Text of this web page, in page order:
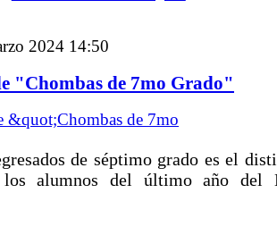
2024 14:50
"Chombas de 7mo Grado"
de séptimo grado es el
los alumnos del último año del